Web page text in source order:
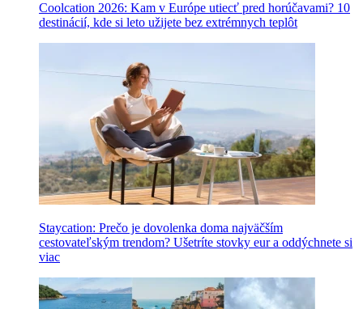
Coolcation 2026: Kam v Európe utiecť pred horúčavami? 10
destinácií, kde si leto užijete bez extrémnych teplôt
Staycation: Prečo je dovolenka doma najväčším
cestovateľským trendom? Ušetríte stovky eur a oddýchnete si
viac